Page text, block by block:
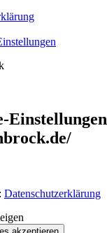
Einstellungen
Datenschutzerklärung